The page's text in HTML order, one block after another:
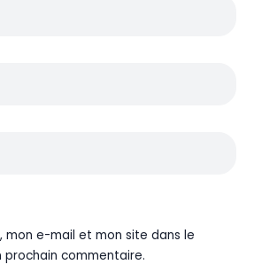
mon e-mail et mon site dans le
commentaire.